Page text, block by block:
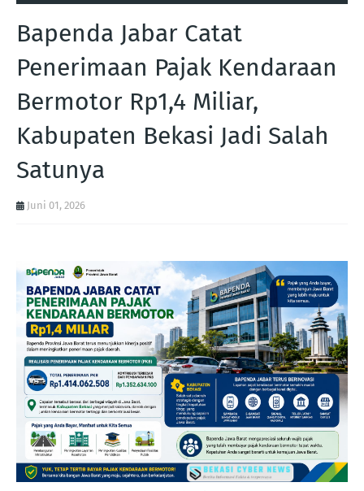
Bapenda Jabar Catat
Penerimaan Pajak Kendaraan
Bermotor Rp1,4 Miliar,
Kabupaten Bekasi Jadi Salah
Satunya
Juni 01, 2026